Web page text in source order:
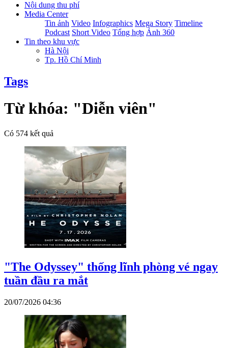
Nội dung thu phí
Media Center
Tin ảnh Video Infographics Mega Story Timeline
Podcast Short Video Tổng hợp Ảnh 360
Tin theo khu vực
Hà Nội
Tp. Hồ Chí Minh
Tags
Từ khóa: "Diễn viên"
Có 574 kết quả
"The Odyssey" thống lĩnh phòng vé ngay
tuần đầu ra mắt
20/07/2026 04:36